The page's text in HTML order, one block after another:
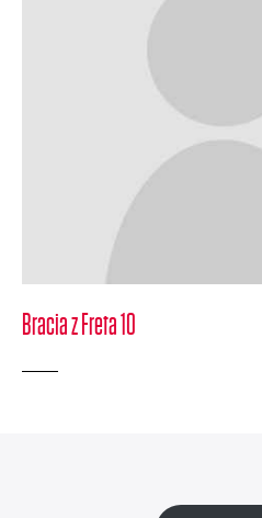
Bracia z Freta 10